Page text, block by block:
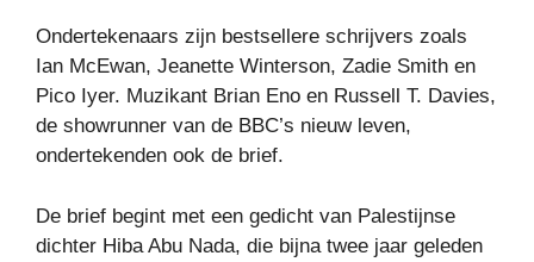
Ondertekenaars zijn bestsellere schrijvers zoals
Ian McEwan, Jeanette Winterson, Zadie Smith en
Pico Iyer. Muzikant Brian Eno en Russell T. Davies,
de showrunner van de BBC’s nieuw leven,
ondertekenden ook de brief.
De brief begint met een gedicht van Palestijnse
dichter Hiba Abu Nada, die bijna twee jaar geleden